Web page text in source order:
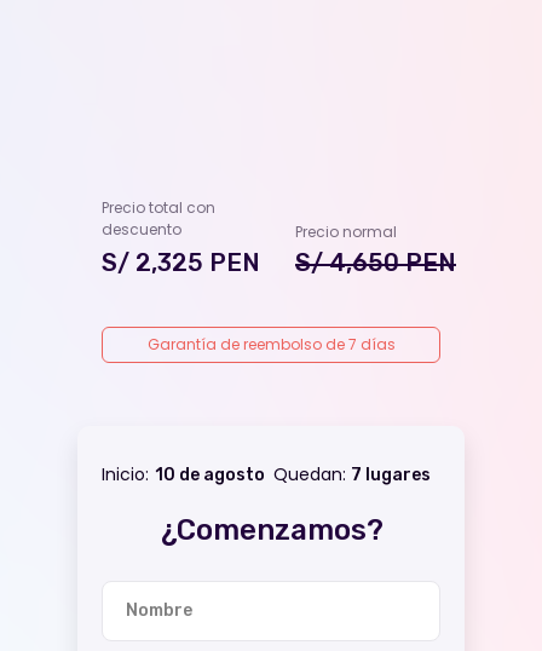
Nombre
Inicio: Quedan:
10 de agosto 7 lugares
¿Comenzamos?
Precio total con
descuento
S/ 2,325 PEN
Garantía de reembolso de 7 días
Precio normal
S/ 4,650 PEN
Teléfono
Centro de Carreras
Vacantes
Educación Corporativa